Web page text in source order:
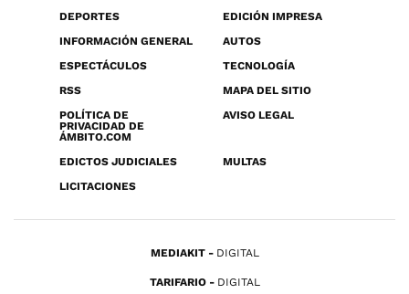
DEPORTES
EDICIÓN IMPRESA
INFORMACIÓN GENERAL
AUTOS
ESPECTÁCULOS
TECNOLOGÍA
RSS
MAPA DEL SITIO
POLÍTICA DE
PRIVACIDAD DE
ÁMBITO.COM
AVISO LEGAL
EDICTOS JUDICIALES
MULTAS
LICITACIONES
MEDIAKIT DIGITAL
TARIFARIO DIGITAL